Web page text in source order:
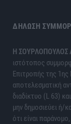
ΔΉΛΩΣΗ
H ΣΟΥΡΛΟΠΟΥΛΟΣ
ιστότοπος
Επιτροπής της
αποτελεσματική
διαδίκτυο (L 63)
μην δημοσιεύει ή/
ότι είναι